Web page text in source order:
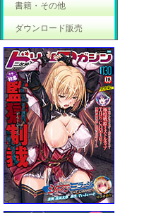
書籍・その他
ダウンロード販売